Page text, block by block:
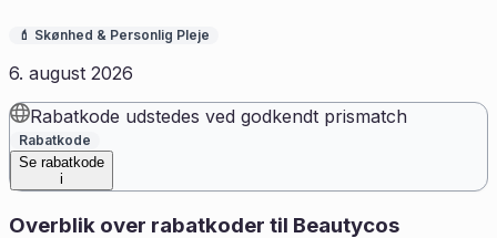
💄 Skønhed & Personlig Pleje
6. august 2026
Rabatkode udstedes ved godkendt prismatch
Rabatkode
Se rabatkode
i
Overblik over rabatkoder til Beautycos